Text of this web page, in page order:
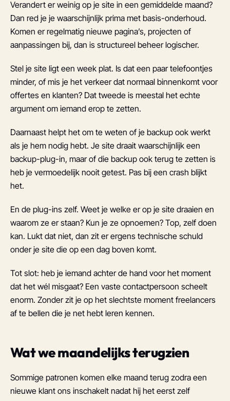
Verandert er weinig op je site in een gemiddelde maand?
Dan red je je waarschijnlijk prima met basis-onderhoud.
Komen er regelmatig nieuwe pagina’s, projecten of
aanpassingen bij, dan is structureel beheer logischer.
Stel je site ligt een week plat. Is dat een paar telefoontjes
minder, of mis je het verkeer dat normaal binnenkomt voor
offertes en klanten? Dat tweede is meestal het echte
argument om iemand erop te zetten.
Daarnaast helpt het om te weten of je backup ook werkt
als je hem nodig hebt. Je site draait waarschijnlijk een
backup-plug-in, maar of die backup ook terug te zetten is
heb je vermoedelijk nooit getest. Pas bij een crash blijkt
het.
En de plug-ins zelf. Weet je welke er op je site draaien en
waarom ze er staan? Kun je ze opnoemen? Top, zelf doen
kan. Lukt dat niet, dan zit er ergens technische schuld
onder je site die op een dag boven komt.
Tot slot: heb je iemand achter de hand voor het moment
dat het wél misgaat? Een vaste contactpersoon scheelt
enorm. Zonder zit je op het slechtste moment freelancers
af te bellen die je net hebt leren kennen.
Wat we maandelijks terugzien
Sommige patronen komen elke maand terug zodra een
nieuwe klant ons inschakelt nadat hij het eerst zelf